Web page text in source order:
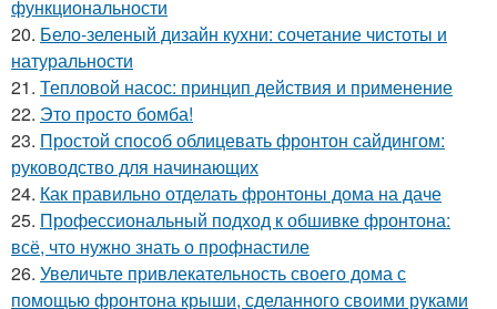
функциональности
20. Бело-зеленый дизайн кухни: сочетание чистоты и
натуральности
21. Тепловой насос: принцип действия и применение
22. Это просто бомба!
23. Простой способ облицевать фронтон сайдингом:
руководство для начинающих
24. Как правильно отделать фронтоны дома на даче
25. Профессиональный подход к обшивке фронтона:
всё, что нужно знать о профнастиле
26. Увеличьте привлекательность своего дома с
помощью фронтона крыши, сделанного своими руками